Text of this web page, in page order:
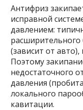
Антифриз
исправной
давлением:
расширительного
(зависит от
Поэтому
недостаточного
давления
локального
кавитации.